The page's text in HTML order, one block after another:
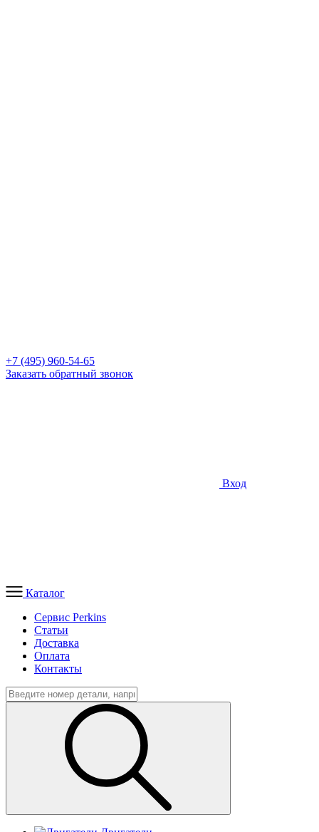
+7 (495) 960-54-65
Заказать обратный звонок
Вход
Каталог
Сервис Perkins
Статьи
Доставка
Оплата
Контакты